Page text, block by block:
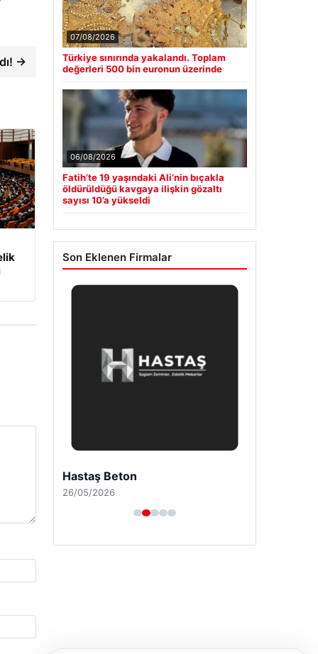
→
07/08/2026
Türkiye sınırında yakalandı. Toplam
değerleri 500 bin euronun üzerinde
06/08/2026
Fatih’te 19 yaşındaki Ali’nin bıçakla
öldürüldüğü kavgaya ilişkin gözaltı
sayısı 10’a yükseldi
Son Eklenen Firmalar
Hastaş Beton
26/05/2026